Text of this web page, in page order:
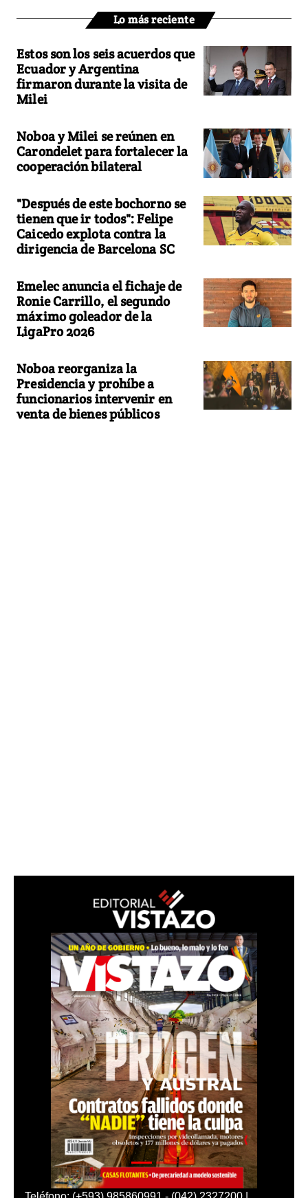
Lo más reciente
Estos son los seis acuerdos que
Ecuador y Argentina
firmaron durante la visita de
Milei
Noboa y Milei se reúnen en
Carondelet para fortalecer la
cooperación bilateral
"Después de este bochorno se
tienen que ir todos": Felipe
Caicedo explota contra la
dirigencia de Barcelona SC
Emelec anuncia el fichaje de
Ronie Carrillo, el segundo
máximo goleador de la
LigaPro 2026
Noboa reorganiza la
Presidencia y prohíbe a
funcionarios intervenir en
venta de bienes públicos